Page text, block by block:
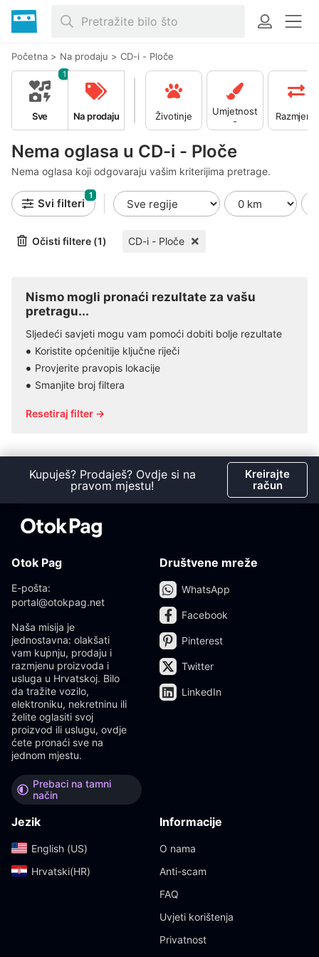
Početna > Na prodaju > CD-i - Ploče
Nema oglasa u CD-i - Ploče
Nema oglasa koji odgovaraju vašim kriterijima pretrage.
Sve
1
Na prodaju Životinje
Umjetnost
-
Kolekciona
Razmjena
Svi filteri
1
Očisti filtere (1) CD-i - Ploče
Nismo mogli pronaći rezultate za vašu
pretragu...
Sljedeći savjeti mogu vam pomoći dobiti bolje rezultate
Koristite općenitije ključne riječi
Provjerite pravopis lokacije
Smanjite broj filtera
Resetiraj filter →
Kupuješ? Prodaješ? Ovdje si na
pravom mjestu!
Kreirajte
račun
Otok Pag
E-pošta:
portal@otokpag.net
Naša misija je
jednostavna: olakšati
vam kupnju, prodaju i
razmjenu proizvoda i
usluga u Hrvatskoj. Bilo
da tražite vozilo,
elektroniku, nekretninu ili
želite oglasiti svoj
proizvod ili uslugu, ovdje
ćete pronaći sve na
jednom mjestu.
Prebaci na tamni
način
Društvene mreže
WhatsApp
Facebook
Pinterest
Twitter
LinkedIn
Jezik
English (US)‎
Hrvatski(HR)‎
Informacije
O nama
Anti-scam
FAQ
Uvjeti korištenja
Privatnost